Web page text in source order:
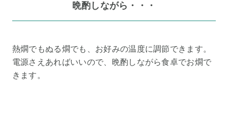
晩酌しながら・・・
熱燗でもぬる燗でも、お好みの温度に調節できます。
電源さえあればいいので、晩酌しながら食卓でお燗で
きます。